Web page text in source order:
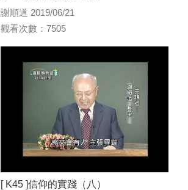
謝順道 2019/06/21
觀看次數：7505
[ K45 ]信仰的實踐（八）